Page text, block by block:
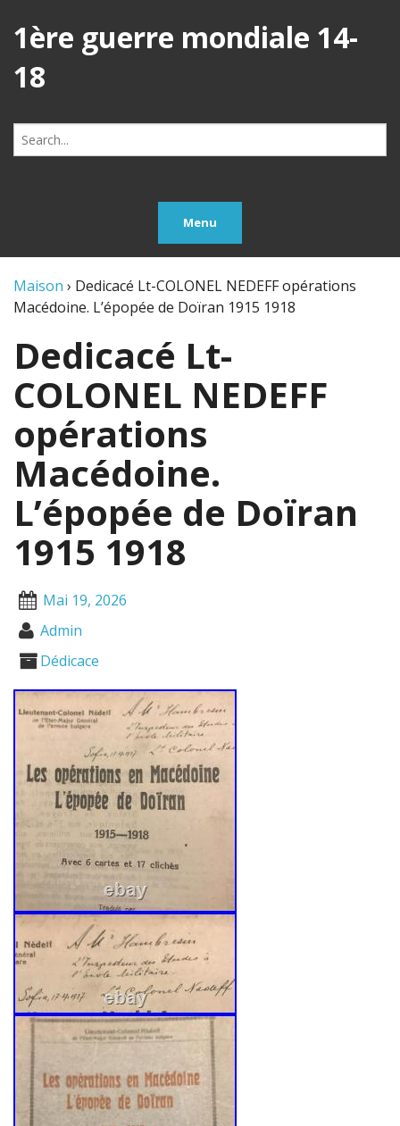
1ère guerre mondiale 14-
18
Search
for:
Menu
Maison › Dedicacé Lt-COLONEL NEDEFF opérations
Macédoine. L’épopée de Doïran 1915 1918
Dedicacé Lt-
COLONEL NEDEFF
opérations
Macédoine.
L’épopée de Doïran
1915 1918
Mai 19, 2026
Admin
Dédicace